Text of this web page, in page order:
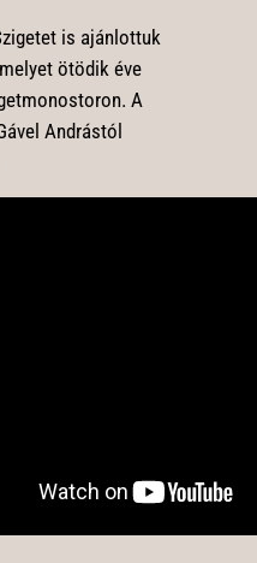
is ajánlottuk
ötödik éve
A
Andrástól